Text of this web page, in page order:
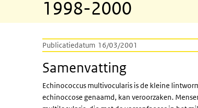
1998-2000
Publicatiedatum 16/03/2001
Samenvatting
Echinococcus multivocularis is de kleine
echinoccose genaamd, kan veroorzaken.